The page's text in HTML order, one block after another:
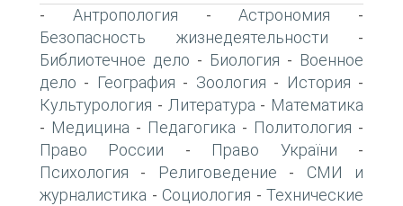
- Антропология -Астрономия -
Безопасность жизнедеятельности -
Библиотечное дело - Биология - Военное
дело - География - Зоология - История -
Культурология - Литература - Математика
- Медицина - Педагогика - Политология -
Право России - Право України -
Психология - Религоведение - СМИ и
журналистика - Социология - Технические